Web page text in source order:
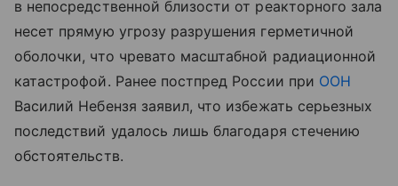
в непосредственной близости от реакторного зала
несет прямую угрозу разрушения герметичной
оболочки, что чревато масштабной радиационной
катастрофой. Ранее постпред России при ООН
Василий Небензя заявил, что избежать серьезных
последствий удалось лишь благодаря стечению
обстоятельств.